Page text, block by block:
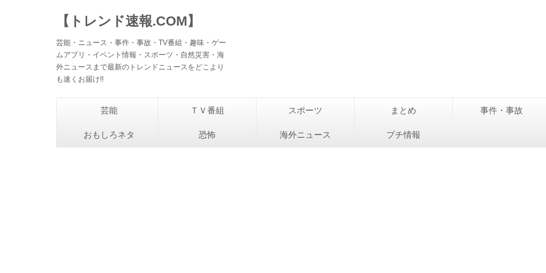
【トレンド速報.COM】
芸能・ニュース・事件・事故・TV番組・趣味・ゲー
ムアプリ・イベント情報・スポーツ・自然災害・海
外ニュースまで最新のトレンドニュースをどこより
も速くお届け!!
芸能 ＴＶ番組 スポーツ まとめ 事件・事故
おもしろネタ 恐怖 海外ニュース プチ情報